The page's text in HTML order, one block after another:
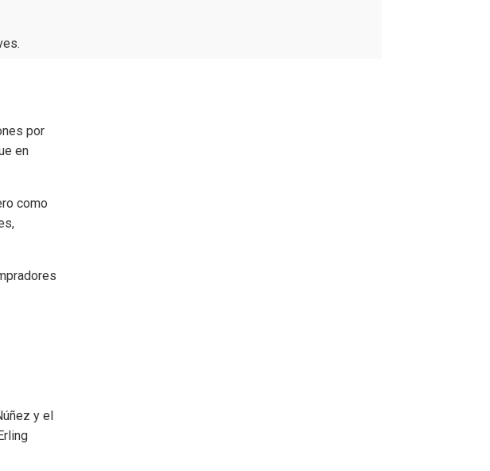
por
en
como
y el